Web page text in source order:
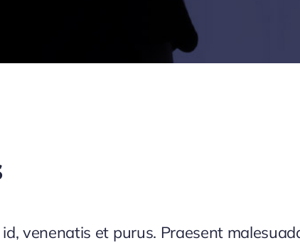
venenatis et purus. Praesent